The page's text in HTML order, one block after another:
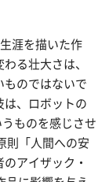
涯を描いた作
る壮大さは、
ものではないで
は、ロボットの
ものを感じさせ
則「人間への安
アイザック・